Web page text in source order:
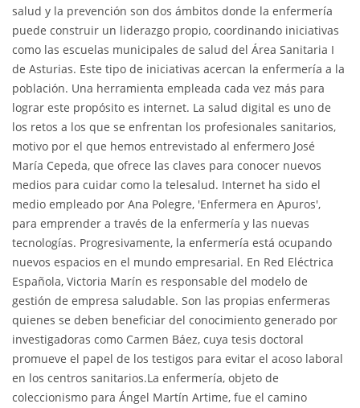
salud y la prevención son dos ámbitos donde la enfermería
puede construir un liderazgo propio, coordinando iniciativas
como las escuelas municipales de salud del Área Sanitaria I
de Asturias. Este tipo de iniciativas acercan la enfermería a la
población. Una herramienta empleada cada vez más para
lograr este propósito es internet. La salud digital es uno de
los retos a los que se enfrentan los profesionales sanitarios,
motivo por el que hemos entrevistado al enfermero José
María Cepeda, que ofrece las claves para conocer nuevos
medios para cuidar como la telesalud. Internet ha sido el
medio empleado por Ana Polegre, 'Enfermera en Apuros',
para emprender a través de la enfermería y las nuevas
tecnologías. Progresivamente, la enfermería está ocupando
nuevos espacios en el mundo empresarial. En Red Eléctrica
Española, Victoria Marín es responsable del modelo de
gestión de empresa saludable. Son las propias enfermeras
quienes se deben beneficiar del conocimiento generado por
investigadoras como Carmen Báez, cuya tesis doctoral
promueve el papel de los testigos para evitar el acoso laboral
en los centros sanitarios.La enfermería, objeto de
coleccionismo para Ángel Martín Artime, fue el camino